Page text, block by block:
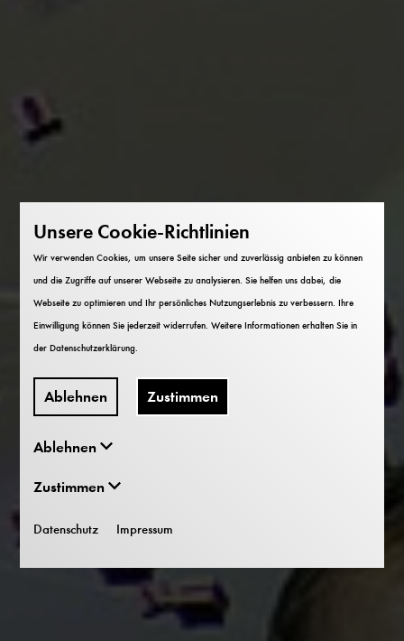
Unsere Cookie-Richtlinien
Wir verwenden Cookies, um unsere Seite sicher und zuverlässig anbieten zu können
und die Zugriffe auf unserer Webseite zu analysieren. Sie helfen uns dabei, die
Webseite zu optimieren und Ihr persönliches Nutzungserlebnis zu verbessern. Ihre
Einwilligung können Sie jederzeit widerrufen. Weitere Informationen erhalten Sie in
derDatenschutzerklärung.
Ablehnen Zustimmen
Ablehnen
Zustimmen
Datenschutz Impressum